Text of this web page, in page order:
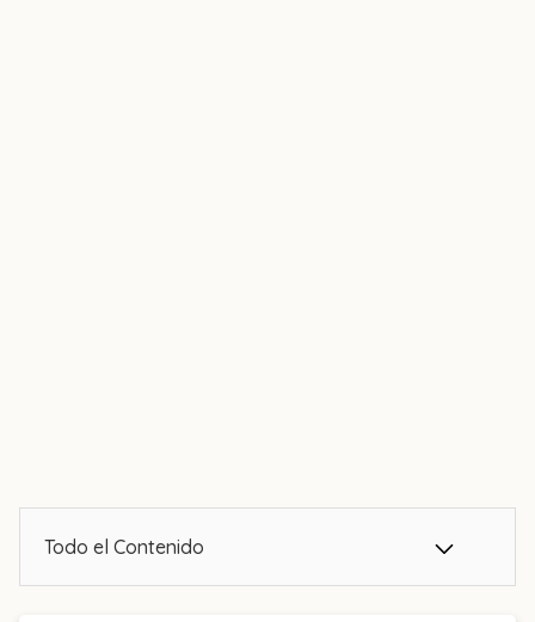
Todo el Contenido